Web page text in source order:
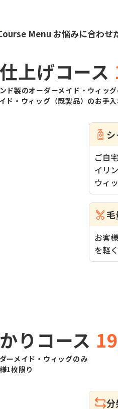
上げコース
ド製のオーダーメイド・ウィッ
ド・ウィッグ（既製品）のお手
ご自
イリ
ウィ
お客
を軽
りコース
ーメイド・ウィッグのみ
1枚限り
分